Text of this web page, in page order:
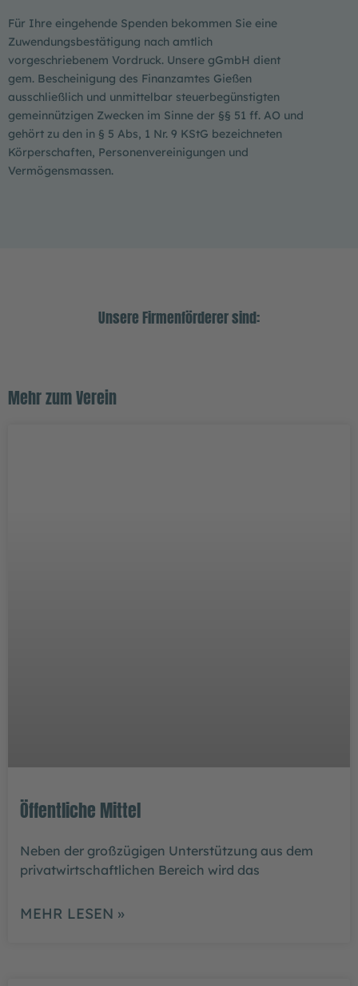
Für Ihre eingehende Spenden bekommen Sie eine
Zuwendungsbestätigung nach amtlich
vorgeschriebenem Vordruck. Unsere gGmbH dient
gem. Bescheinigung des Finanzamtes Gießen
ausschließlich und unmittelbar steuerbegünstigten
gemeinnützigen Zwecken im Sinne der §§ 51 ff. AO und
gehört zu den in § 5 Abs, 1 Nr. 9 KStG bezeichneten
Körperschaften, Personenvereinigungen und
Vermögensmassen.
Unsere Firmenförderer sind:
Mehr zum Verein
Öffentliche Mittel
Neben der großzügigen Unterstützung aus dem
privatwirtschaftlichen Bereich wird das
MEHR LESEN »